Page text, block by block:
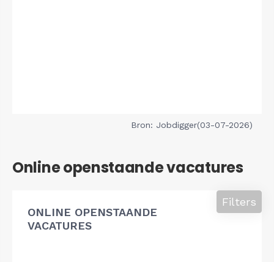
Bron: Jobdigger(03-07-2026)
Online openstaande vacatures
ONLINE OPENSTAANDE
VACATURES
Filters